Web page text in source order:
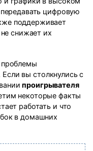
цифровую
поддерживает
снижает их
проблемы
Если вы столкнулись с
проигрывателя
некоторые факты
работать и что
в домашних